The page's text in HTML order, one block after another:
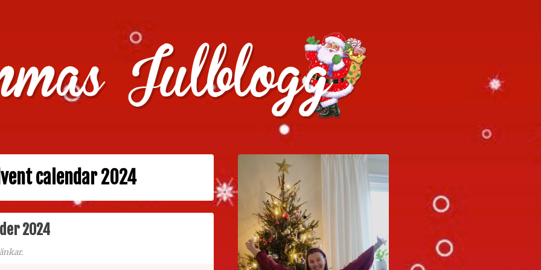
julklappstips, julkalendrar, adventskalendrar , julpyssel och julrecept!
calendar 2024
2024